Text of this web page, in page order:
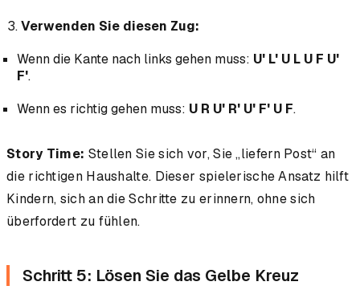
Verwenden Sie diesen Zug:
Wenn die Kante nach links gehen muss: U' L' U L U F U'
F'.
Wenn es richtig gehen muss: U R U' R' U' F' U F.
Story Time: Stellen Sie sich vor, Sie „liefern Post“ an
die richtigen Haushalte. Dieser spielerische Ansatz hilft
Kindern, sich an die Schritte zu erinnern, ohne sich
überfordert zu fühlen.
Schritt 5: Lösen Sie das Gelbe Kreuz